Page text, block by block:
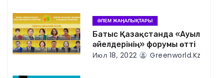
и
я
п
о
ӘЛЕМ ЖАҢАЛЫҚТАРЫ
Батыс Қазақстанда «Ауыл
әйелдерінің» форумы өтті
Июл 18, 2022 Greenworld.kz